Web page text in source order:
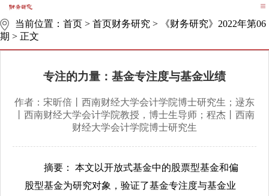
当前位置： 首页 > 首页财务研究 >
《财务研究》2022年第06
期 > 正文
专注的力量：基金专注度与基金业绩
作者：宋昕倍丨西南财经大学会计学院博士研究生；逯东
丨西南财经大学会计学院教授，博士生导师；程杰丨西南
财经大学会计学院博士研究生
摘要： 本文以开放式基金中的股票型基金和偏
股型基金为研究对象，验证了基金专注度与基金业